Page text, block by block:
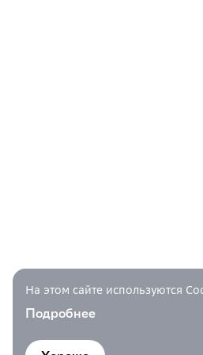
На этом сайте используются
Подробнее